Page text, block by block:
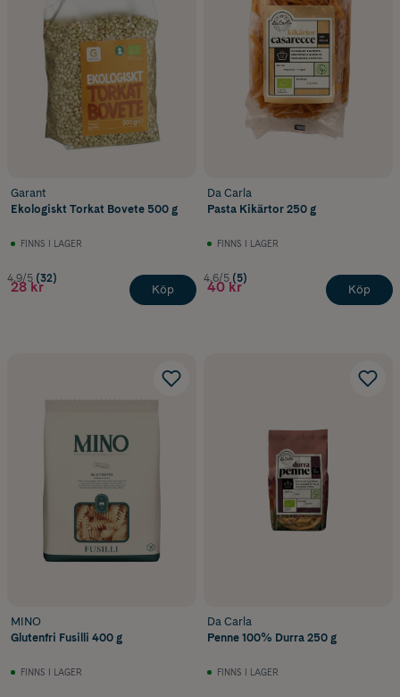
Garant
Ekologiskt Torkat Bovete 500 g
FINNS I LAGER
4.9/5 (32)
28 kr Köp
Da Carla
Pasta Kikärtor 250 g
FINNS I LAGER
4.6/5 (5)
40 kr Köp
MINO
Glutenfri Fusilli 400 g
FINNS I LAGER
Da Carla
Penne 100% Durra 250 g
FINNS I LAGER